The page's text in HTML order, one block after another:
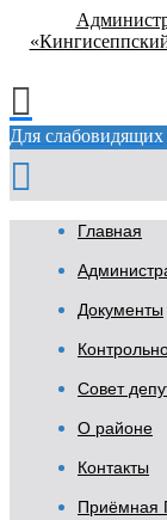
Для слабовидящих
Главная
Документы
Совет
О районе
Контакты
Приёмная